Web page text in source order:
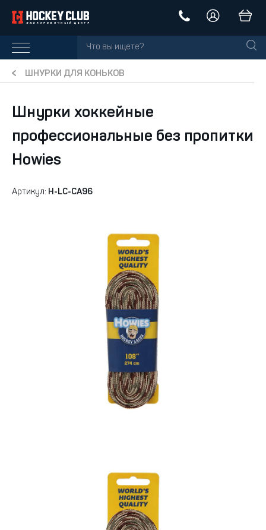
ШНУРКИ ДЛЯ КОНЬКОВ
Шнурки хоккейные
профессиональные без пропитки
Howies
Артикул: H-LC-CA96